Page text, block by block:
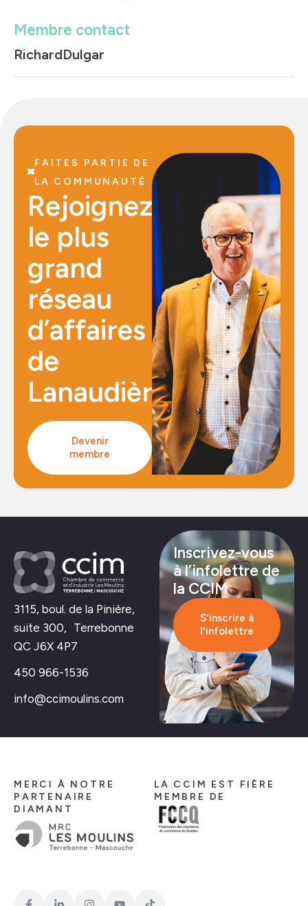
Membre contact
RichardDulgar
FAITES PARTIE DE
LA COMMUNAUTÉ
Rejoignez
le plus
grand
réseau
d’affaires
de
Lanaudière
Devenir
membre
3115, boul. de la Pinière,
suite 300, Terrebonne
QC J6X 4P7
450 966-1536
info@ccimoulins.com
Inscrivez-vous
à l’infolettre de
la CCIM
S'inscrire à
l'infolettre
MERCI À NOTRE
PARTENAIRE
DIAMANT
LA CCIM EST FIÈRE
MEMBRE DE